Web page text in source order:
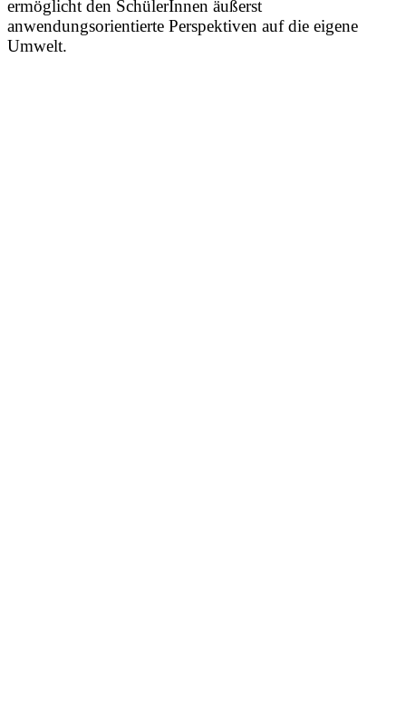
ermöglicht den SchülerInnen äußerst
anwendungsorientierte Perspektiven auf die eigene
Umwelt.